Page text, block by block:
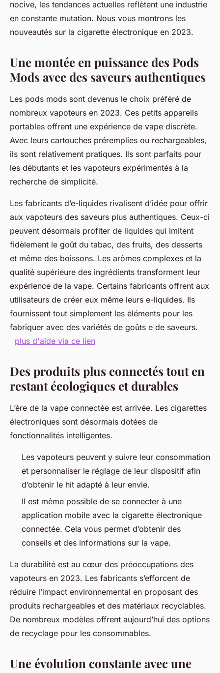
nocive, les tendances actuelles reflètent une industrie
en constante mutation. Nous vous montrons les
nouveautés sur la cigarette électronique en 2023.
Une montée en puissance des Pods
Mods avec des saveurs authentiques
Les pods mods sont devenus le choix préféré de
nombreux vapoteurs en 2023. Ces petits appareils
portables offrent une expérience de vape discrète.
Avec leurs cartouches préremplies ou rechargeables,
ils sont relativement pratiques. Ils sont parfaits pour
les débutants et les vapoteurs expérimentés à la
recherche de simplicité.
Les fabricants d’e-liquides rivalisent d’idée pour offrir
aux vapoteurs des saveurs plus authentiques. Ceux-ci
peuvent désormais profiter de liquides qui imitent
fidèlement le goût du tabac, des fruits, des desserts
et même des boissons. Les arômes complexes et la
qualité supérieure des ingrédients transforment leur
expérience de la vape. Certains fabricants offrent aux
utilisateurs de créer eux même leurs e-liquides. Ils
fournissent tout simplement les éléments pour les
fabriquer avec des variétés de goûts e de saveurs.
plus d'aide via ce lien
Des produits plus connectés tout en
restant écologiques et durables
L’ère de la vape connectée est arrivée. Les cigarettes
électroniques sont désormais dotées de
fonctionnalités intelligentes.
Les vapoteurs peuvent y suivre leur consommation
et personnaliser le réglage de leur dispositif afin
d’obtenir le hit adapté à leur envie.
Il est même possible de se connecter à une
application mobile avec la cigarette électronique
connectée. Cela vous permet d’obtenir des
conseils et des informations sur la vape.
La durabilité est au cœur des préoccupations des
vapoteurs en 2023. Les fabricants s’efforcent de
réduire l’impact environnemental en proposant des
produits rechargeables et des matériaux recyclables.
De nombreux modèles offrent aujourd’hui des options
de recyclage pour les consommables.
Une évolution constante avec une